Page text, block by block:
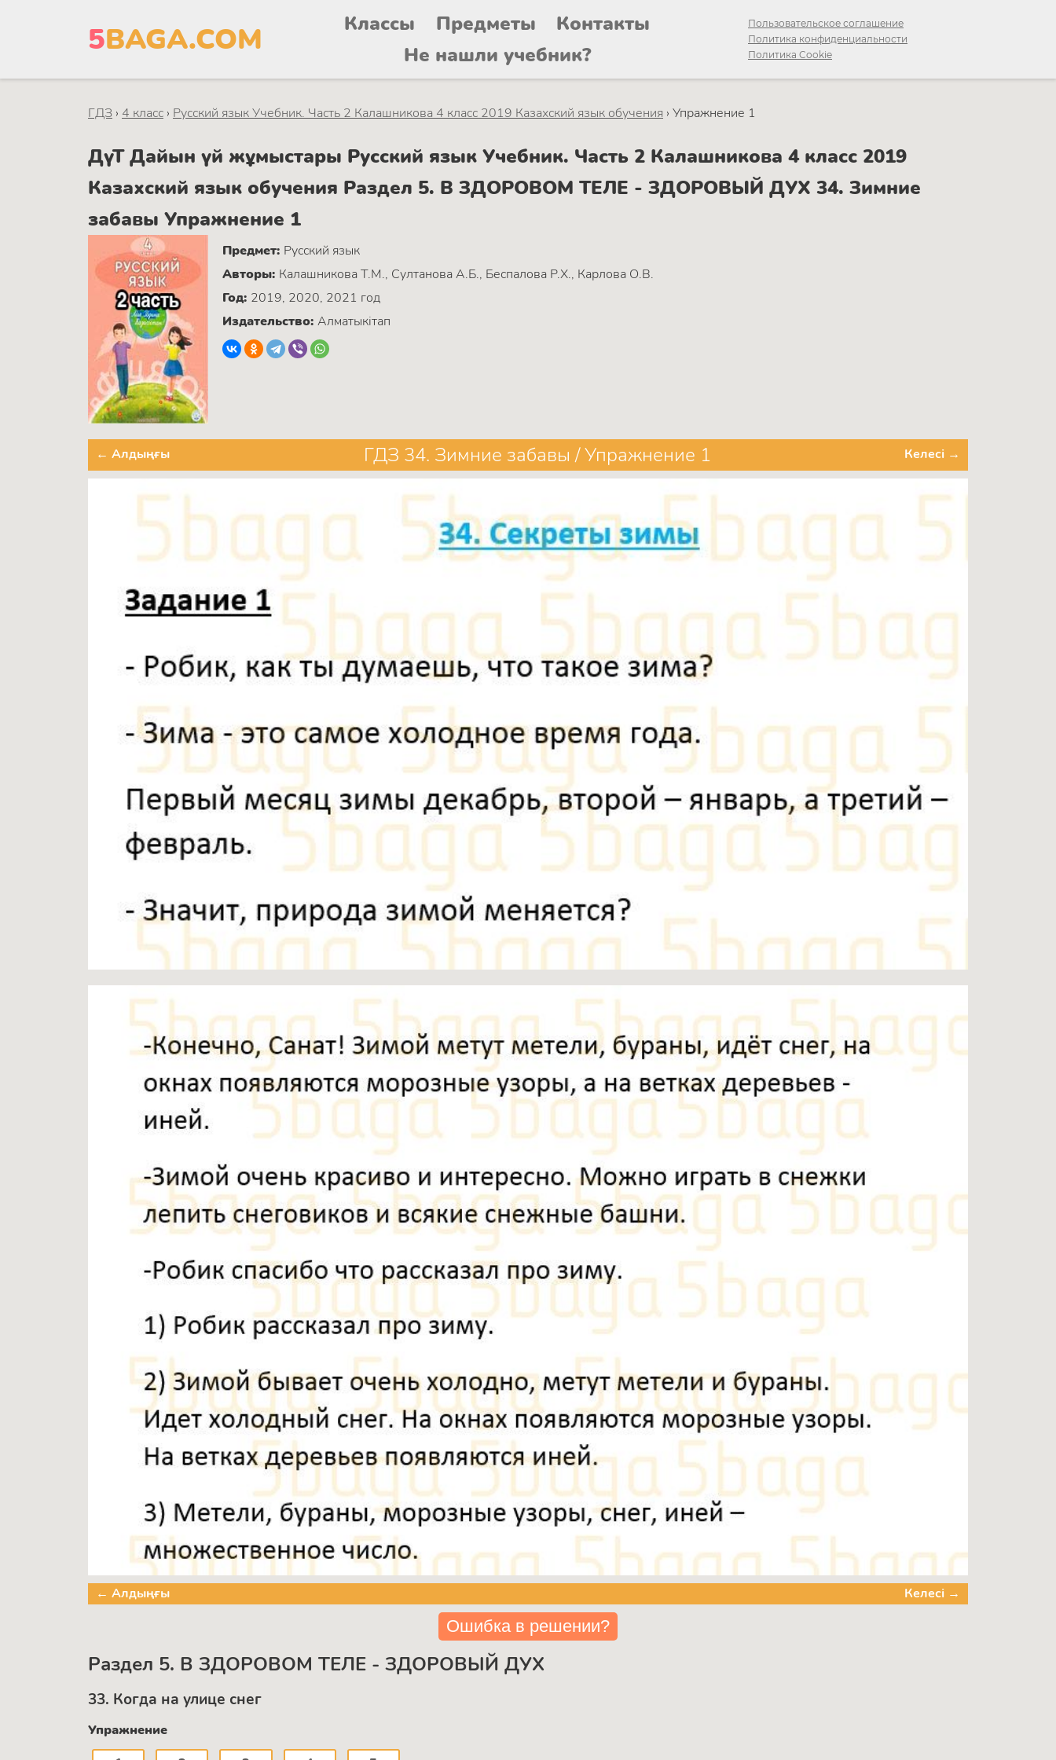
5BAGA.COM Классы Предметы
Контакты
Не нашли учебник?
Пользовательское соглашение
Политика конфиденциальности
Политика Cookie
ГДЗ › 4 класс › Русский язык Учебник. Часть 2 Калашникова 4 класс 2019 Казахский язык обучения › Упражнение 1
ДүТ Дайын үй жұмыстары Русский язык Учебник. Часть 2 Калашникова 4 класс 2019
Казахский язык обучения Раздел 5. В ЗДОРОВОМ ТЕЛЕ - ЗДОРОВЫЙ ДУХ 34. Зимние
забавы Упражнение 1
Предмет: Русский язык
Авторы: Калашникова Т.М., Султанова А.Б., Беспалова Р.Х., Карлова О.В.
Год: 2019, 2020, 2021 год
Издательство: Алматыкітап
← Алдыңғы ГДЗ 34. Зимние забавы / Упражнение 1 Келесі →
← Алдыңғы Келесі →
Ошибка в решении?
Раздел 5. В ЗДОРОВОМ ТЕЛЕ - ЗДОРОВЫЙ ДУХ
33. Когда на улице снег
Упражнение